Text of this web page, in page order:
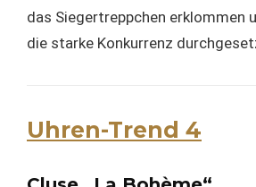
das Siegertreppchen erklommen
die starke Konkurrenz
Uhren-Trend 4